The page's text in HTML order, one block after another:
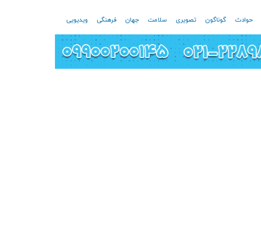
حوادث گوناگون تصویری سلامت جهان فرهنگی ویدیویی